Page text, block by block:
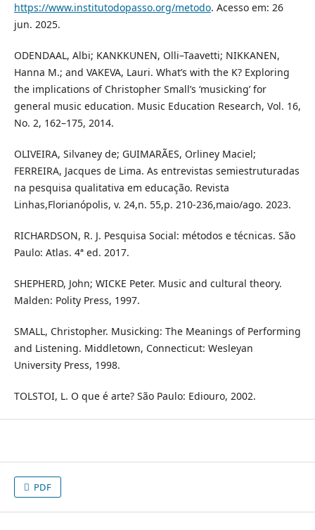
https://www.institutodopasso.org/metodo. Acesso em: 26
jun. 2025.
ODENDAAL, Albi; KANKKUNEN, Olli–Taavetti; NIKKANEN,
Hanna M.; and VAKEVA, Lauri. What’s with the K? Exploring
the implications of Christopher Small’s ‘musicking’ for
general music education. Music Education Research, Vol. 16,
No. 2, 162–175, 2014.
OLIVEIRA, Silvaney de; GUIMARÃES, Orliney Maciel;
FERREIRA, Jacques de Lima. As entrevistas semiestruturadas
na pesquisa qualitativa em educação. Revista
Linhas,Florianópolis, v. 24,n. 55,p. 210-236,maio/ago. 2023.
RICHARDSON, R. J. Pesquisa Social: métodos e técnicas. São
Paulo: Atlas. 4ª ed. 2017.
SHEPHERD, John; WICKE Peter. Music and cultural theory.
Malden: Polity Press, 1997.
SMALL, Christopher. Musicking: The Meanings of Performing
and Listening. Middletown, Connecticut: Wesleyan
University Press, 1998.
TOLSTOI, L. O que é arte? São Paulo: Ediouro, 2002.
PDF